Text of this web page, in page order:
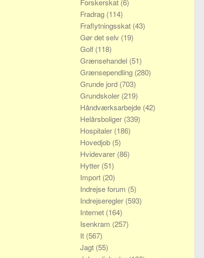
Forskerskat (6)
Fradrag (114)
Fraflytningsskat (43)
Gør det selv (19)
Golf (118)
Grænsehandel (51)
Grænsependling (280)
Grunde jord (703)
Grundskoler (219)
Håndværksarbejde (42)
Helårsboliger (339)
Hospitaler (186)
Hovedjob (5)
Hvidevarer (86)
Hytter (51)
Import (20)
Indrejse forum (5)
Indrejseregler (593)
Internet (164)
Isenkram (257)
It (567)
Jagt (55)